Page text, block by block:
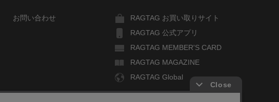
お問い合わせ
RAGTAG お買い取りサイト
RAGTAG 公式アプリ
RAGTAG MEMBER'S CARD
RAGTAG MAGAZINE
RAGTAG Global